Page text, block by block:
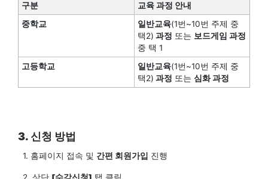
구분
교육 과정 안내
중학교
일반교육(1번~10번 주제 중
택2) 과정 또는 보드게임 과정
중 택 1
고등학교
일반교육(1번~10번 주제 중
택2) 과정 또는심화 과정
3. 신청 방법
1. 홈페이지 접속 및 간편 회원가입 진행